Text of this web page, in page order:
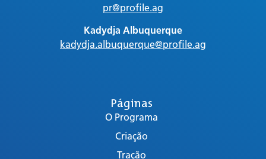
Páginas
O Programa
Criação
Tração
pr@profile.ag
Kadydja Albuquerque
kadydja.albuquerque@profile.ag